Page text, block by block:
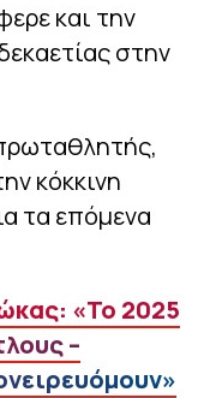
και την
στην
κόκκινη
τα επόμενα
«Το 2025
–